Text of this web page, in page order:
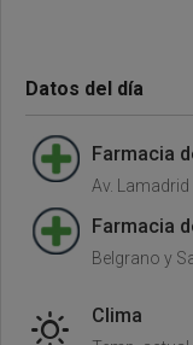
Datos del día
Farmacia
Av.
Farmacia
Belgrano y
Clima